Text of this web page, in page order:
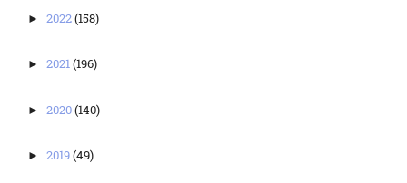
► 2022(158)
► 2021(196)
► 2020(140)
► 2019(49)